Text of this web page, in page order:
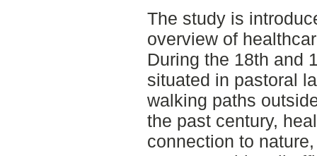
The study is
overview of
During the 18th and
situated in pastoral
walking paths
the past century,
connection to